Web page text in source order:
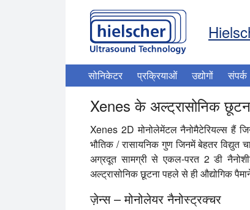
सोनिकेटर प्रक्रियाओं उद्योगों संपर्क
Xenes के अल्ट्रासोनिक
Xenes 2D मोनोलेमेंटल नैनोमैटेरियल्स हैं
भौतिक / रासायनिक गुण जिनमें बेहतर विद्युत
अग्रदूत सामग्री से एकल-परत 2 डी
अल्ट्रासोनिक छूटना पहले से ही औद्योगिक
ज़ेन्स – मोनोलेयर नैनोस्ट्रक्चर